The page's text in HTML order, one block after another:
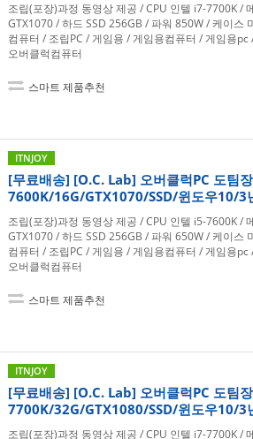
조립(포장)과정 동영상 제공 / CPU 인텔 i7-7700K /
GTX1070 / 하드 SSD 256GB / 파워 850W / 케이스
컴퓨터 / 조립PC / 게임용 / 게임용컴퓨터 / 게임용
오버클럭컴퓨터
스마트 제품추천
ITNJOY
[무료배송] [O.C. Lab] 오버클럭PC 도팀
7600K/16G/GTX1070/SSD/윈도우10/3
조립(포장)과정 동영상 제공 / CPU 인텔 i5-7600K /
GTX1070 / 하드 SSD 256GB / 파워 650W / 케이스
컴퓨터 / 조립PC / 게임용 / 게임용컴퓨터 / 게임용
오버클럭컴퓨터
스마트 제품추천
ITNJOY
[무료배송] [O.C. Lab] 오버클럭PC 도팀
7700K/32G/GTX1080/SSD/윈도우10/3
조립(포장)과정 동영상 제공 / CPU 인텔 i7-7700K /